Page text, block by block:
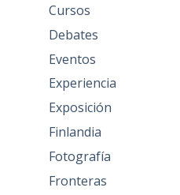
Cursos
Debates
Eventos
Experiencia
Exposición
Finlandia
Fotografía
Fronteras